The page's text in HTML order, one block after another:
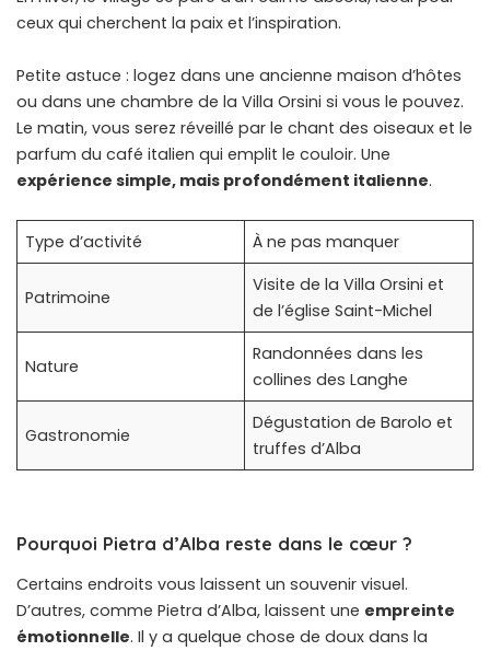
ceux qui cherchent la paix et l’inspiration.
Petite astuce : logez dans une ancienne maison d’hôtes
ou dans une chambre de la Villa Orsini si vous le pouvez.
Le matin, vous serez réveillé par le chant des oiseaux et le
parfum du café italien qui emplit le couloir. Une
expérience simple, mais profondément italienne.
Type d’activité À ne pas manquer
Patrimoine
Visite de la Villa Orsini et
de l’église Saint-Michel
Nature
Randonnées dans les
collines des Langhe
Gastronomie
Dégustation de Barolo et
truffes d’Alba
Pourquoi Pietra d’Alba reste dans le cœur ?
Certains endroits vous laissent un souvenir visuel.
D’autres, comme Pietra d’Alba, laissent une empreinte
émotionnelle. Il y a quelque chose de doux dans la